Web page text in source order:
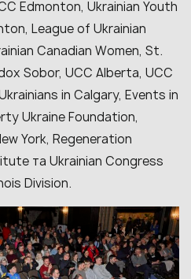
Edmonton, Ukrainian Youth
League of Ukrainian
Canadian Women, St.
Sobor, UCC Alberta, UCC
in Calgary, Events in
Ukraine Foundation,
York, Regeneration
та Ukrainian Congress
Division.